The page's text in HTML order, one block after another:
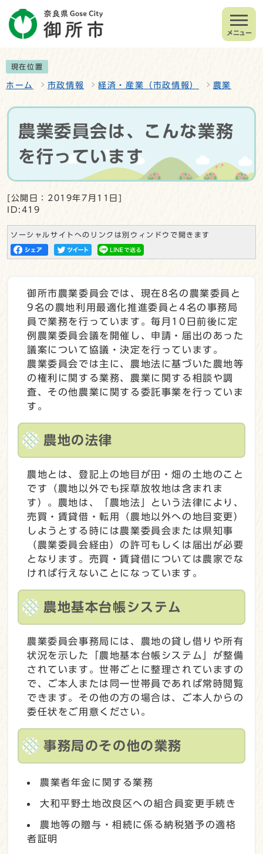
メニュー
現在位置
ホーム 市政情報 経済・産業（市政情報） 農業
農業委員会は、こんな業務
を行っています
[公開日：2019年7月11日]
ID:419
ソーシャルサイトへのリンクは別ウィンドウで開きます
御所市農業委員会では、現在8名の農業委員と
9名の農地利用最適化推進委員と4名の事務局
員で業務を行っています。毎月10日前後に定
例農業委員会議を開催し、申請・届出のあった
議案について協議・決定を行っています。
農業委員会では主に、農地法に基づいた農地等
の権利に関する業務、農業に関する相談や調
査、その他農業に関する委託事業を行っていま
す。
農地の法律
農地とは、登記上の地目が田・畑の土地のこと
です（農地以外でも採草放牧地は含まれま
す）。農地は、「農地法」という法律により、
売買・賃貸借・転用（農地以外への地目変更）
しようとする時には農業委員会または県知事
（農業委員会経由）の許可もしくは届出が必要
となります。売買・賃貸借については農家でな
ければ行えないことになっています。
農地基本台帳システム
農業委員会事務局には、農地の貸し借りや所有
状況を示した「農地基本台帳システム」が整備
されています。世帯ごとに整理されていますの
で、ご本人または同一世帯員であれば常時閲覧
できます。その他の方の場合は、ご本人からの
委任状をご用意ください。
事務局のその他の業務
農業者年金に関する業務
大和平野土地改良区への組合員変更手続き
農地等の贈与・相続に係る納税猶予の適格
者証明